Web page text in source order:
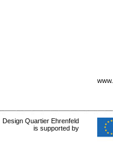
Design Quartier Ehrenfeld
is supported by